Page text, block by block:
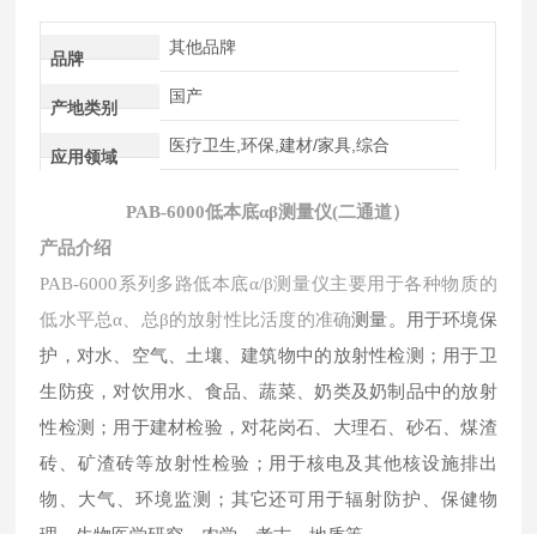
品牌
其他品牌
产地类别
国产
应用领域
医疗卫生,环保,建材/家具,综合
PAB-6000低本底αβ测量仪(二通道）
产品介绍
PAB-6000系列多路低本底α/β测量仪主要用于各种物质的
低水平总α、总β的放射性比活度的准确测量。用于环境保
护，对水、空气、土壤、建筑物中的放射性检测；用于卫
生防疫，对饮用水、食品、蔬菜、奶类及奶制品中的放射
性检测；用于建材检验，对花岗石、大理石、砂石、煤渣
砖、矿渣砖等放射性检验；用于核电及其他核设施排出
物、大气、环境监测；其它还可用于辐射防护、保健物